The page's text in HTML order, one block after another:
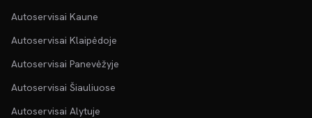
Autoservisai Kaune
Autoservisai Klaipėdoje
Autoservisai Panevėžyje
Autoservisai Šiauliuose
Autoservisai Alytuje